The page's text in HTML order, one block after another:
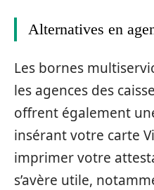
Alternatives en
Les bornes
les agences des
offrent également
insérant votre carte
imprimer votre
s’avère utile,